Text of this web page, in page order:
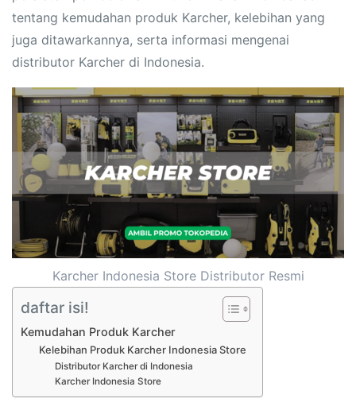
tentang kemudahan produk Karcher, kelebihan yang
juga ditawarkannya, serta informasi mengenai
distributor Karcher di Indonesia.
Karcher Indonesia Store Distributor Resmi
daftar isi!
Kemudahan Produk Karcher
Kelebihan Produk Karcher Indonesia Store
Distributor Karcher di Indonesia
Karcher Indonesia Store